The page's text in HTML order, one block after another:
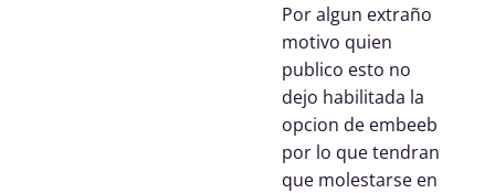
Por algun extraño
motivo quien
publico esto no
dejo habilitada la
opcion de embeeb
por lo que tendran
que molestarse en